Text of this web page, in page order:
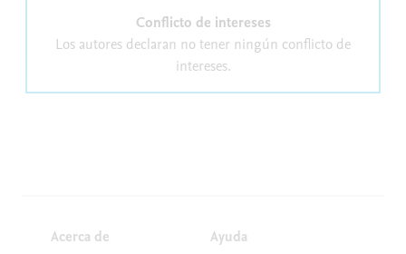
Conflicto de intereses
Los autores declaran no tener ningún conflicto de
intereses.
Acerca de
Ayuda